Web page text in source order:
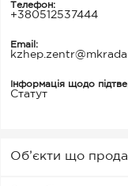
Телефон:
+380512537444
Email:
Інформація щодо
Статут
Об’єкти що